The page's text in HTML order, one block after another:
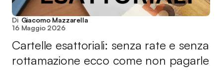
Di Giacomo Mazzarella
16 Maggio 2026
Cartelle esattoriali: senza rate e senza
rottamazione ecco come non pagarle